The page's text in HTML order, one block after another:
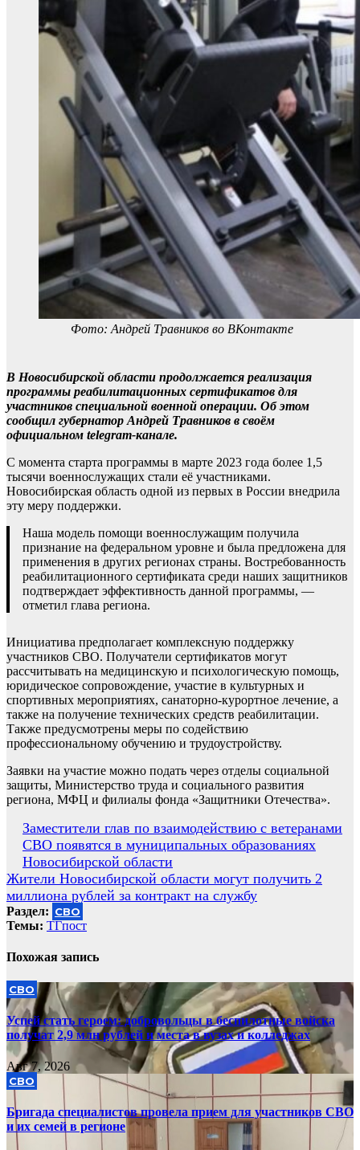
Фото: Андрей Травников во ВКонтакте
В Новосибирской области продолжается реализация
программы реабилитационных сертификатов для
участников специальной военной операции. Об этом
сообщил губернатор Андрей Травников в своём
официальном telegram-канале.
С момента старта программы в марте 2023 года более 1,5
тысячи военнослужащих стали её участниками.
Новосибирская область одной из первых в России внедрила
эту меру поддержки.
Наша модель помощи военнослужащим получила
признание на федеральном уровне и была предложена для
применения в других регионах страны. Востребованность
реабилитационного сертификата среди наших защитников
подтверждает эффективность данной программы, —
отметил глава региона.
Инициатива предполагает комплексную поддержку
участников СВО. Получатели сертификатов могут
рассчитывать на медицинскую и психологическую помощь,
юридическое сопровождение, участие в культурных и
спортивных мероприятиях, санаторно-курортное лечение, а
также на получение технических средств реабилитации.
Также предусмотрены меры по содействию
профессиональному обучению и трудоустройству.
Заявки на участие можно подать через отделы социальной
защиты, Министерство труда и социального развития
региона, МФЦ и филиалы фонда «Защитники Отечества».
Навигация
по
записям
Заместители глав по взаимодействию с ветеранами
СВО появятся в муниципальных образованиях
Новосибирской области
Жители Новосибирской области могут получить 2
миллиона рублей за контракт на службу
Раздел: СВО
Темы: ТГпост
Похожая запись
СВО
Успей стать героем: добровольцы в беспилотные войска
получат 2,9 млн рублей и места в вузах и колледжах
Авг 7, 2026
СВО
Бригада специалистов провела прием для участников СВО
и их семей в регионе